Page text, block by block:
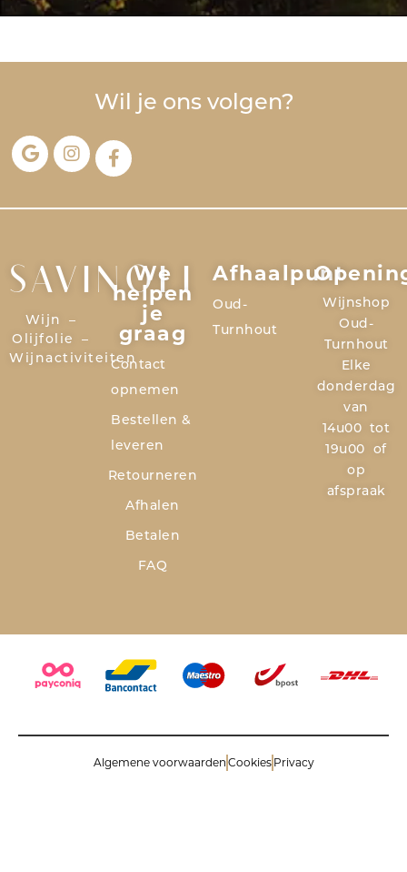
Wil je ons volgen?
SAVINOLI
Wijn –
Olijfolie –
Wijnactiviteiten
We
helpen
je
graag
Contact
opnemen
Bestellen &
leveren
Retourneren
Afhalen
Betalen
FAQ
Afhaalpunt
Oud-
Turnhout
Wijnshop
Oud-
Turnhout
Elke
donderdag
van
14u00 tot
19u00 of
op
afspraak
Algemene voorwaarden Cookies Privacy